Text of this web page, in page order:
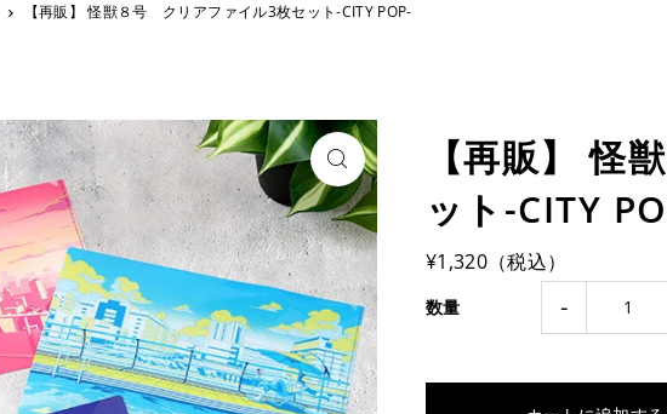
【再販】 怪獣８号 クリアファイル3枚セット-CITY POP-
【再販】 怪
ット-CITY
¥1,320（税込）
数量 -